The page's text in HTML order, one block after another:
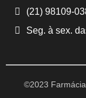
(21) 98109-
Seg. à sex.
©2023